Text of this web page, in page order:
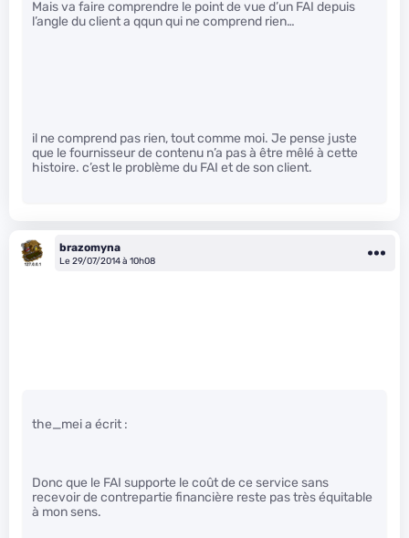
Mais va faire comprendre le point de vue d’un FAI depuis
l’angle du client a qqun qui ne comprend rien…
il ne comprend pas rien, tout comme moi. Je pense juste
que le fournisseur de contenu n’a pas à être mêlé à cette
histoire. c’est le problème du FAI et de son client.
brazomyna
Le 29/07/2014 à 10h08
the_mei a écrit :
Donc que le FAI supporte le coût de ce service sans
recevoir de contrepartie financière reste pas très équitable
à mon sens.